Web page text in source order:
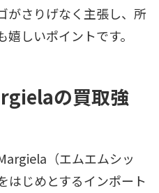
がさりげなく主張し、所
しいポイントです。
の買取強
（エムエムシッ
はじめとするインポート